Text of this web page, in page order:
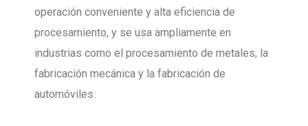
operación conveniente y alta eficiencia de
procesamiento, y se usa ampliamente en
industrias como el procesamiento de metales, la
fabricación mecánica y la fabricación de
automóviles.